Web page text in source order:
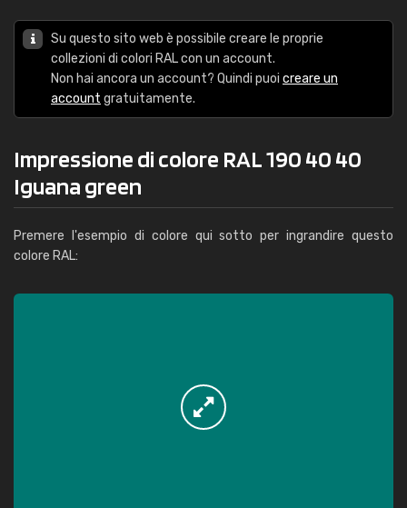
Su questo sito web è possibile creare le proprie
collezioni di colori RAL con un account.
Non hai ancora un account? Quindi puoi creare un
account gratuitamente.
Impressione di colore RAL 190 40 40
Iguana green
Premere l'esempio di colore qui sotto per ingrandire questo
colore RAL: